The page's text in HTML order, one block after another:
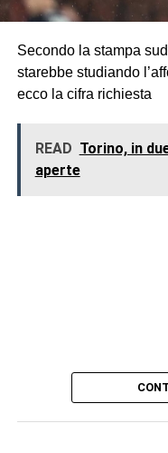
Secondo la stampa
starebbe studiando
ecco la cifra richiesta
READ Torino, in
aperte